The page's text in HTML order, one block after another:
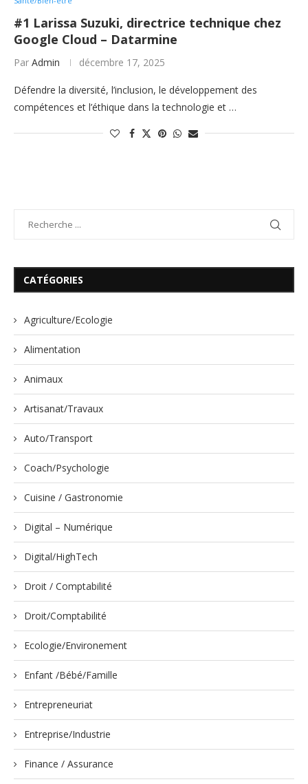
#1 Larissa Suzuki, directrice technique chez
Google Cloud – Datarmine
Par Admin décembre 17, 2025
Défendre la diversité, l’inclusion, le développement des
compétences et l’éthique dans la technologie et …
CATÉGORIES
Agriculture/Ecologie
Alimentation
Animaux
Artisanat/Travaux
Auto/Transport
Coach/Psychologie
Cuisine / Gastronomie
Digital – Numérique
Digital/HighTech
Droit / Comptabilité
Droit/Comptabilité
Ecologie/Environement
Enfant /Bébé/Famille
Entrepreneuriat
Entreprise/Industrie
Finance / Assurance